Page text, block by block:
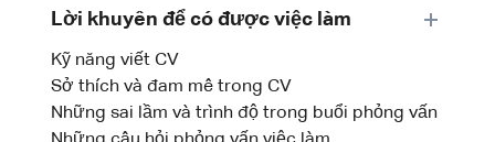
Lời khuyên để có được việc làm
Kỹ năng viết CV
Sở thích và đam mê trong CV
Những sai lầm và trình độ trong buổi phỏng vấn